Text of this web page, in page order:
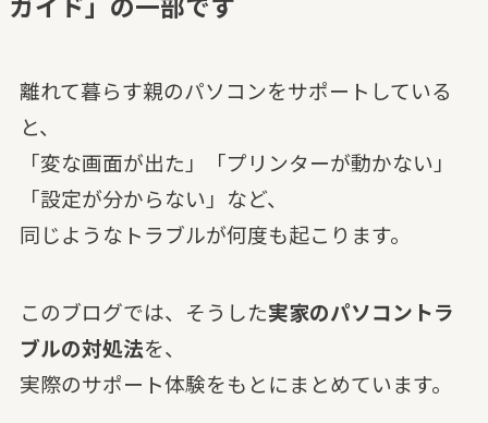
離れて暮らす親のパソコンをサポートしている
と、
「変な画面が出た」「プリンターが動かない」
「設定が分からない」など、
同じようなトラブルが何度も起こります。
このブログでは、そうした実家のパソコントラ
ブルの対処法を、
実際のサポート体験をもとにまとめています。